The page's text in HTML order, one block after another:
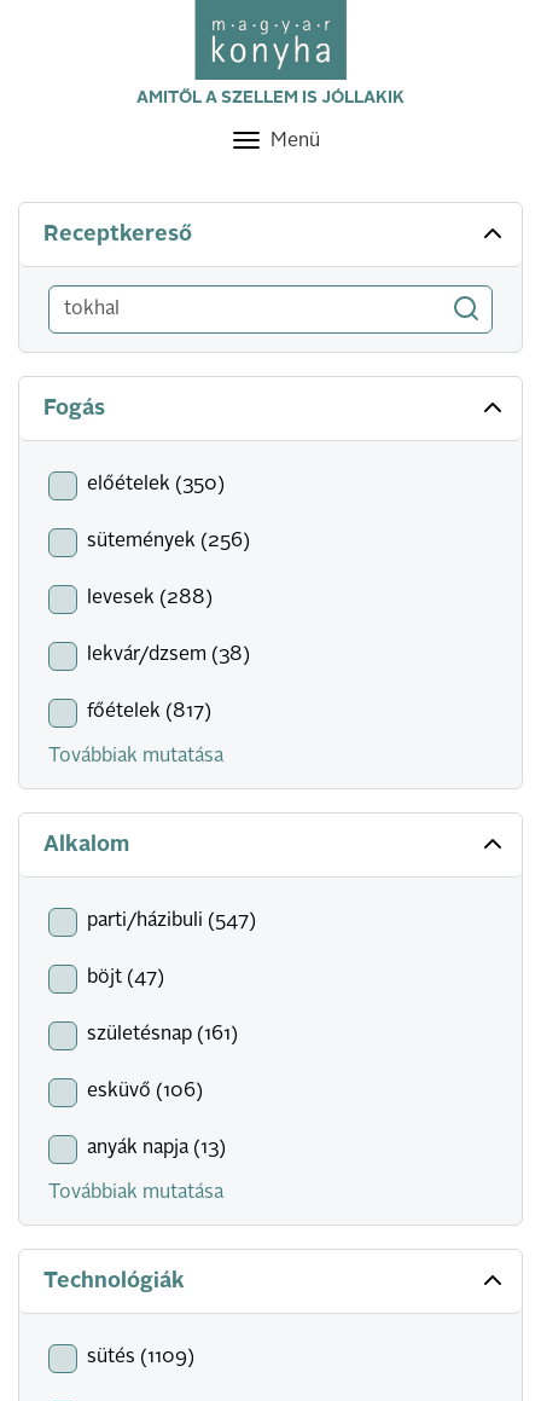
AMITŐL A SZELLEM IS JÓLLAKIK
Toggle
Menü
Receptkereső
Fogás
előételek (350)
sütemények (256)
levesek (288)
lekvár/dzsem (38)
főételek (817)
Továbbiak mutatása
Alkalom
parti/házibuli (547)
böjt (47)
születésnap (161)
esküvő (106)
anyák napja (13)
Továbbiak mutatása
Technológiák
sütés (1109)